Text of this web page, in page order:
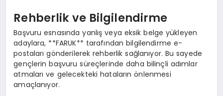
Rehberlik ve Bilgilendirme
Başvuru esnasında yanlış veya eksik belge yükleyen
adaylara, **FARUK** tarafından bilgilendirme e-
postaları gönderilerek rehberlik sağlanıyor. Bu sayede
gençlerin başvuru süreçlerinde daha bilinçli adımlar
atmaları ve gelecekteki hataların önlenmesi
amaçlanıyor.